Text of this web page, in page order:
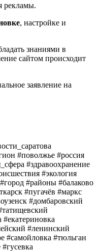
рекламы.
, настройке и
знаниями в
сайтом происходит
заявление на
#поволжье #россия
#здравоохранение
#экология
#районы #балаково
#пугачёв #маркс
#домбаровский
#ленинский
#самойловка #тюльган